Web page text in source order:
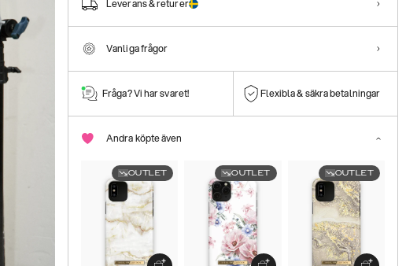
Leverans & returer
Vanliga frågor
Fråga? Vi har svaret! Flexibla & säkra betalningar
Andra köpte även
OUTLET OUTLET OUTLET